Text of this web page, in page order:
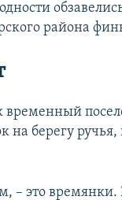
района
временный
на берегу
это времянки.